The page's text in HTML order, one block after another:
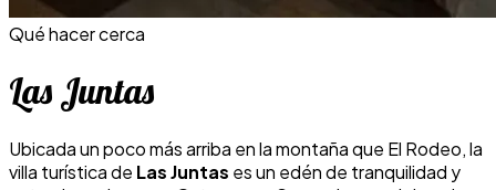
Qué hacer cerca
Las Juntas
Ubicada un poco más arriba en la montaña que El Rodeo, la
villa turística de Las Juntas es un edén de tranquilidad y